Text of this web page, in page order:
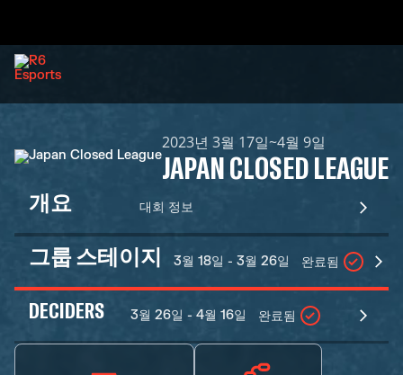
2023년 3월 17일~4월 9일
JAPAN CLOSED LEAGUE
개요 대회 정보
그룹 스테이지 3월 18일 - 3월 26일 완료됨
DECIDERS 3월 26일 - 4월 16일 완료됨